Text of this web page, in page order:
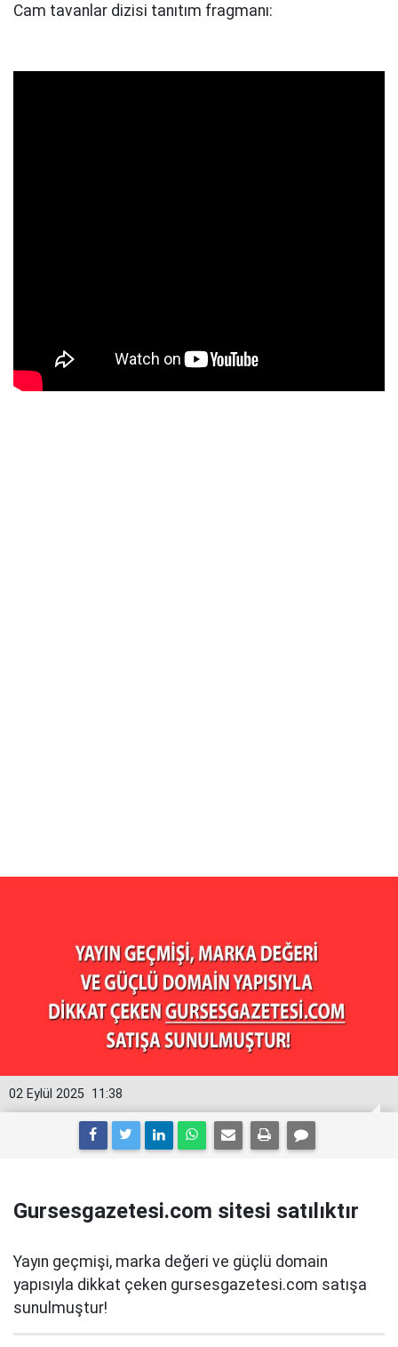
Cam tavanlar dizisi tanıtım fragmanı:
11:38
02 Eylül 2025
Gursesgazetesi.com sitesi satılıktır
Yayın geçmişi, marka değeri ve güçlü domain
yapısıyla dikkat çeken gursesgazetesi.com satışa
sunulmuştur!